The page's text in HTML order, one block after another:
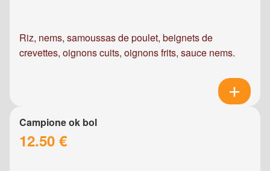
Riz, nems, samoussas de poulet, beignets de
crevettes, oignons cuits, oignons frits, sauce nems.
Campione ok bol
12.50 €